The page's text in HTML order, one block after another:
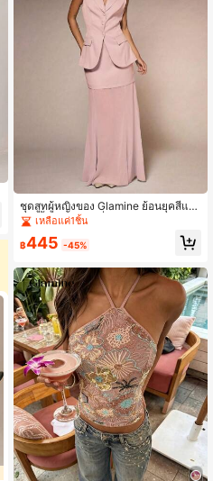
ชุดสูทผู้หญิงของ Glamine ย้อนยุคสีแด
ง 2 ชิ้น ชุดสูทแฟชั่นและตามสไตล์ของ
ตัวเองที่หรูหรา กระเป๋าปลอม รูปตัดชิฟ
ฟอง ชุดสูทผู้หญิงที่เหมาะสำหรับทำงา
กหลาย
เหลือแค่1ชิ้น
฿445 -45%